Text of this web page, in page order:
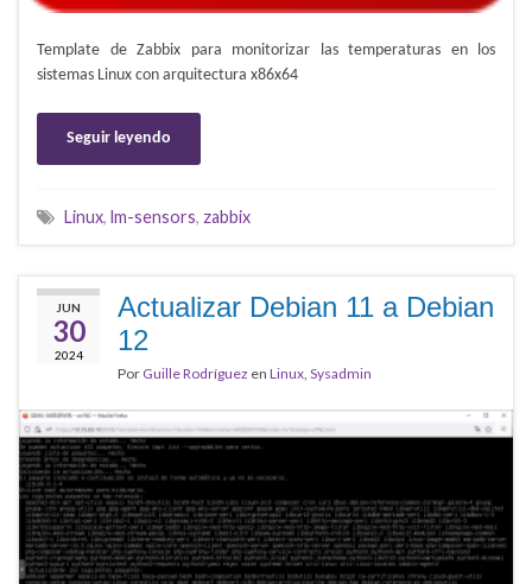
Template de Zabbix para monitorizar las temperaturas en los
sistemas Linux con arquitectura x86x64
Seguir leyendo
Linux, lm-sensors, zabbix
JUN
30
2024
Actualizar Debian 11 a Debian
12
Por Guille Rodríguez en Linux Sysadmin